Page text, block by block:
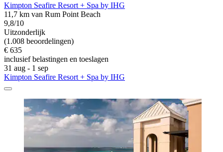
Kimpton Seafire Resort + Spa by IHG
11,7 km van Rum Point Beach
9,8/10
Uitzonderlijk
(1.008 beoordelingen)
€ 635
inclusief belastingen en toeslagen
31 aug - 1 sep
Kimpton Seafire Resort + Spa by IHG